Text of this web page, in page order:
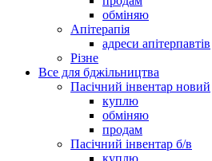
обміняю
Апітерапія
адреси апітерпавтів
Різне
Все для бджільництва
Пасічний інвентар новий
куплю
обміняю
продам
Пасічний інвентар б/в
куплю